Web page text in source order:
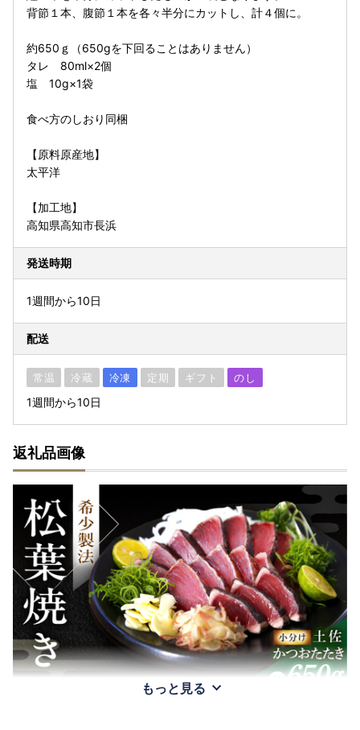
背節１本、腹節１本を各々半分にカットし、計４個に。
約650ｇ（650gを下回ることはありません）
タレ 80ml×2個
塩 10g×1袋
食べ方のしおり同梱
【原料原産地】
太平洋
【加工地】
高知県高知市長浜
発送時期
1週間から10日
配送
常温 冷蔵 冷凍 定期 ギフト のし
1週間から10日
返礼品画像
もっと見る